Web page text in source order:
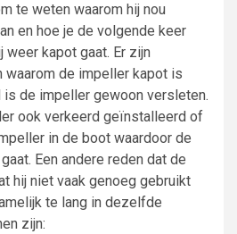
te weten waarom hij nou
en hoe je de volgende keer
weer kapot gaat. Er zijn
waarom de impeller kapot is
is de impeller gewoon versleten.
ook verkeerd geïnstalleerd of
in de boot waardoor de
Een andere reden dat de
hij niet vaak genoeg gebruikt
te lang in dezelfde
zijn: